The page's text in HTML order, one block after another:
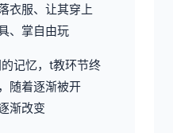
衣服、让其穿上
、掌自由玩
记忆，t教环节终
随着逐渐被开
渐改变